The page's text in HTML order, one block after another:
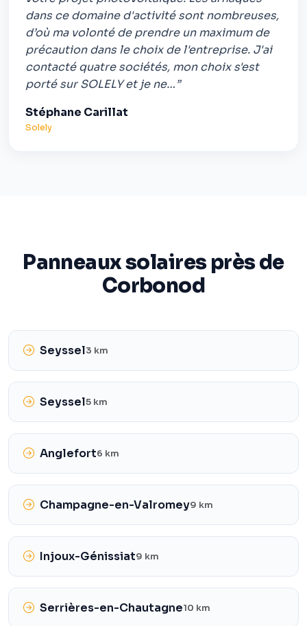
dans ce domaine d'activité sont nombreuses,
d’où ma volonté de prendre un maximum de
précaution dans le choix de l'entreprise. J'ai
contacté quatre sociétés, mon choix s'est
porté sur SOLELY et je ne…”
Stéphane Carillat
Solely
Panneaux solaires près de
Corbonod
Seyssel3 km
Seyssel5 km
Anglefort6 km
Champagne-en-Valromey9 km
Injoux-Génissiat9 km
Serrières-en-Chautagne10 km